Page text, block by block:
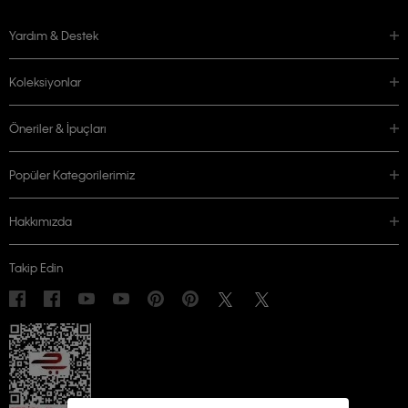
Yardım & Destek
Koleksiyonlar
Öneriler & İpuçları
Popüler Kategorilerimiz
Hakkımızda
Takip Edin